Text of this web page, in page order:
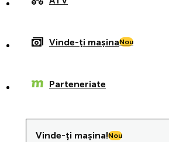
Vinde-ți mașinaNou
Parteneriate
Vinde-ți mașina!Nou